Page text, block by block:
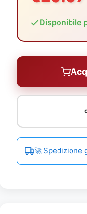
Disponibile
🚀 Spedizione